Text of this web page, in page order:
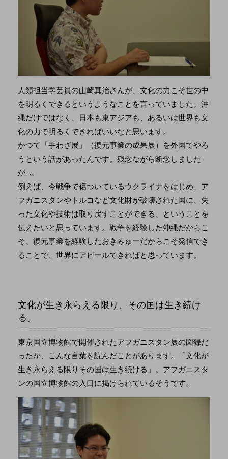
人類担当学芸員の山崎真治さんが、文化の力こそ世の中
を明るくできるというようなことを言っていました。沖
縄だけではなく、日本も東アジアも、あるいは世界も文
化の力で明るくできればいいなと思います。
かつて「手わざ展」（復元事業の成果展）を外国でやろ
うという話があったんです。残念ながら断念しました
が…。
例えば、今戦争で傷ついているウクライナをはじめ、ア
フガニスタンやトルコなど文化財が破壊された国に、失
った文化や技術は取り戻すことができる、ということを
伝えたいと思っています。戦争を経験した沖縄だからこ
そ、復元事業を経験したおきみゅーだからこそ発信でき
ることで、世界にアピールできればと思っています。
文化が生き永らえる限り、その国は生き続け
る。
東京国立博物館で開催されたアフガニスタン展の図録だ
ったか、こんな言葉を読んだことがあります。「文化が
生き永らえる限りその国は生き続ける」。アフガニスタ
ンの国立博物館の入口に掲げられているそうです。